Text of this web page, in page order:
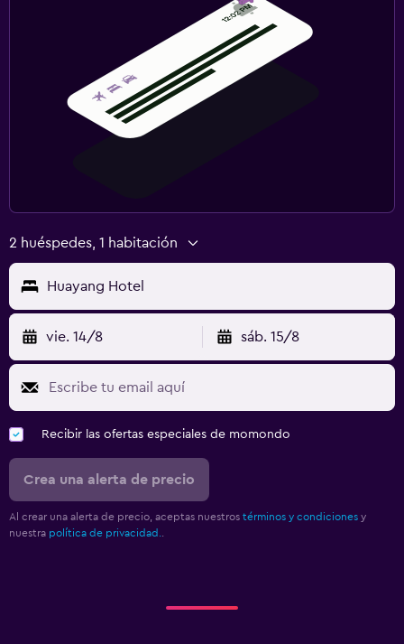
2 huéspedes, 1 habitación
Huayang Hotel
vie. 14/8 sáb. 15/8
Recibir las ofertas especiales de momondo
Crea una alerta de precio
Al crear una alerta de precio, aceptas nuestros términos y condiciones y
nuestra política de privacidad.